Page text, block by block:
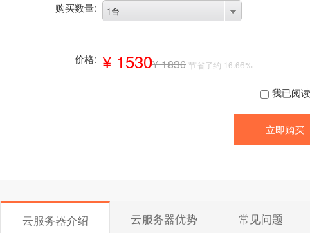
购买数量: 1台
价格: ¥ 1530¥ 1836 节省了约 16.66%
我已阅
云服务器介绍 云服务器优势 常见问题